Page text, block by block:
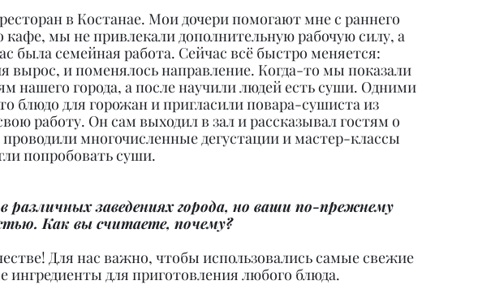
в Костанае. Мои дочери помогают мне с раннего
кафе, мы не привлекали дополнительную рабочую силу, а
была семейная работа. Сейчас всё быстро меняется:
вырос, и поменялось направление. Когда-то мы показали
нашего города, а после научили людей есть суши. Одними
блюдо для горожан и пригласили повара-сушиста из
работу. Он сам выходил в зал и рассказывал гостям о
многочисленные дегустации и мастер-классы
попробовать суши.
различных заведениях города, но ваши по-прежнему
Как вы считаете, почему?
Для нас важно, чтобы использовались самые свежие
ингредиенты для приготовления любого блюда.